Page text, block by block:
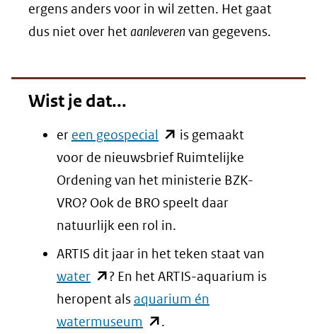
ergens anders voor in wil zetten. Het gaat
dus niet over hetaanleverenvan gegevens.
Wist je dat...
er een geospecial (opent
in
nieuw
venster)
(verwijst
naar
een
andere
website)
is gemaakt
voor de nieuwsbrief Ruimtelijke
Ordening van het ministerie BZK-
VRO? Ook de BRO speelt daar
natuurlijk een rol in.
ARTIS dit jaar in het teken staat van
water(opent
in
nieuw
? En het ARTIS-aquarium is
heropent als aquarium én
watermuseum (opent
.